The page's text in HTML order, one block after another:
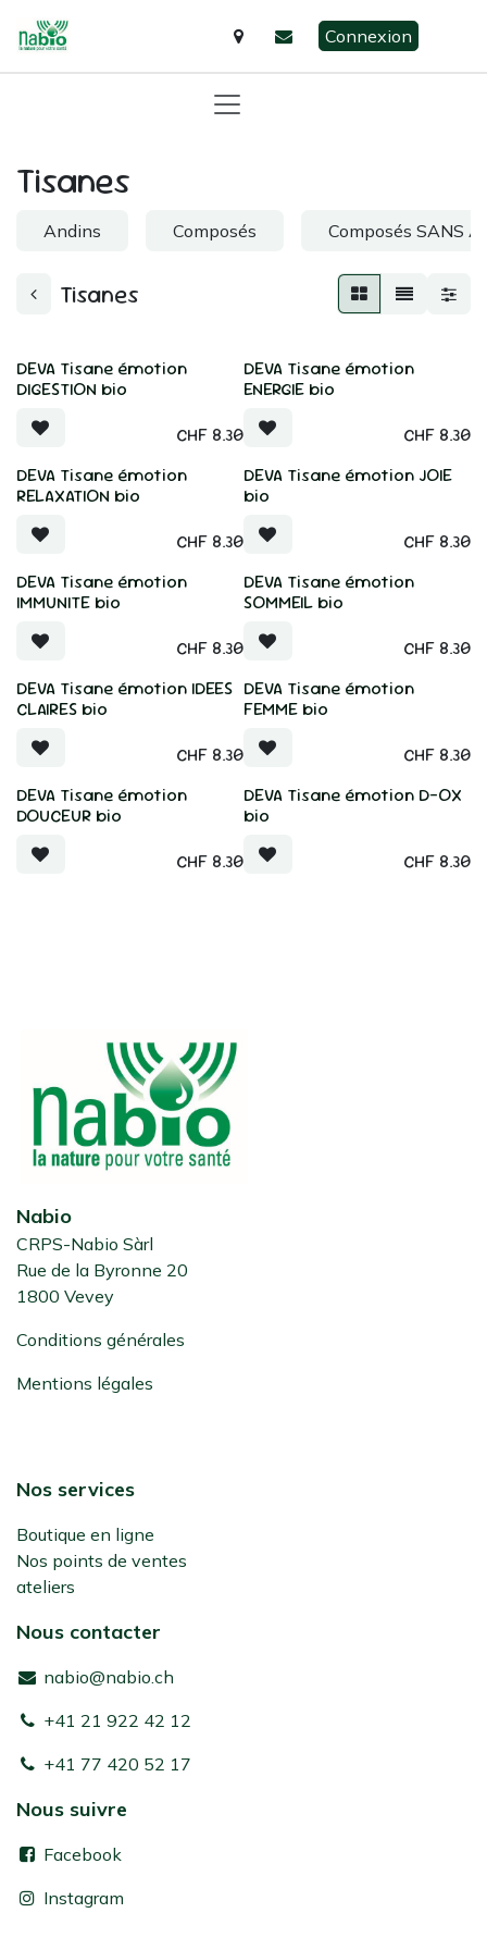
Connexion
Tisanes
Andins Composés Composés SANS
Tisanes
DEVA Tisane émotion
DIGESTION bio
CHF 8.30
DEVA Tisane émotion
ENERGIE bio
CHF 8.30
DEVA Tisane émotion
RELAXATION bio
CHF 8.30
DEVA Tisane émotion JOIE
bio
CHF 8.30
DEVA Tisane émotion
IMMUNITE bio
CHF 8.30
DEVA Tisane émotion
SOMMEIL bio
CHF 8.30
DEVA Tisane émotion IDEES
CLAIRES bio
CHF 8.30
DEVA Tisane émotion
FEMME bio
CHF 8.30
DEVA Tisane émotion
DOUCEUR bio
CHF 8.30
DEVA Tisane émotion D-OX
bio
CHF 8.30
Nabio
CRPS-Nabio Sàrl
Rue de la Byronne 20
1800 Vevey
Conditions générales
Mentions légales
Nos services
Boutique en ligne
Nos points de ventes
ateliers
Nous contacter
nabio@nabio.ch
+41 21 922 42 12
+41 77 420 52 17
Nous suivre
Facebook
Instagram